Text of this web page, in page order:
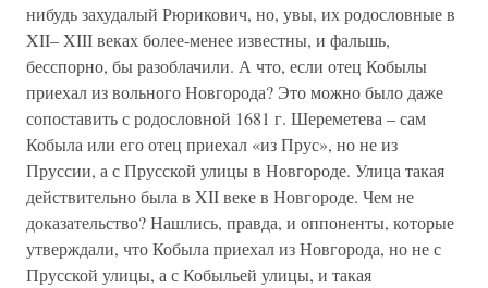
нибудь захудалый Рюрикович, но, увы, их родословные в
XII– XIII веках более-менее известны, и фальшь,
бесспорно, бы разоблачили. А что, если отец Кобылы
приехал из вольного Новгорода? Это можно было даже
сопоставить с родословной 1681 г. Шереметева – сам
Кобыла или его отец приехал «из Прус», но не из
Пруссии, а с Прусской улицы в Новгороде. Улица такая
действительно была в XII веке в Новгороде. Чем не
доказательство? Нашлись, правда, и оппоненты, которые
утверждали, что Кобыла приехал из Новгорода, но не с
Прусской улицы, а с Кобыльей улицы, и такая